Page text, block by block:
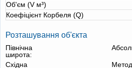
Об'єм (V м³)
Коефіцієнт Корбеля (Q)
Розташування об'єкта
Північна
широта:
Східна